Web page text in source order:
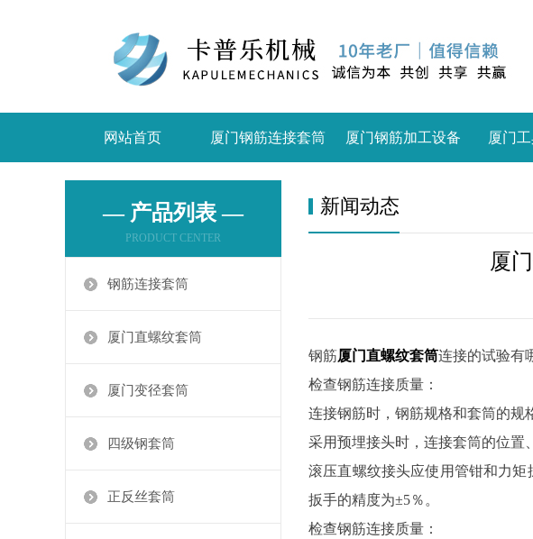
网站首页 厦门钢筋连接套筒 厦门钢筋加工设备 厦门
— 产品列表 —
PRODUCT CENTER
钢筋连接套筒
厦门直螺纹套筒
厦门变径套筒
四级钢套筒
正反丝套筒
新闻动态
厦
钢筋厦门直螺纹套筒连接的试验有
检查钢筋连接质量：
连接钢筋时，钢筋规格和套筒的规
采用预埋接头时，连接套筒的位置
滚压直螺纹接头应使用管钳和力
扳手的精度为±5％。
检查钢筋连接质量：